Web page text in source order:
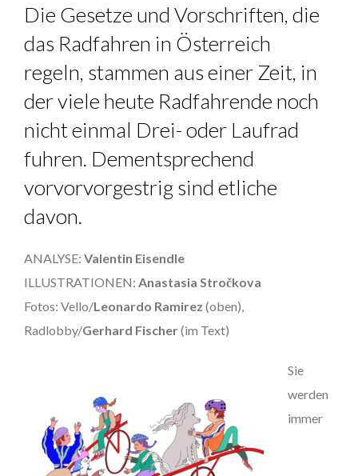
Die Gesetze und Vorschriften, die
das Radfahren in Österreich
regeln, stammen aus einer Zeit, in
der viele heute Radfahrende noch
nicht einmal Drei- oder Laufrad
fuhren. Dementsprechend
vorvorvorgestrig sind etliche
davon.
ANALYSE: Valentin Eisendle
ILLUSTRATIONEN: Anastasia Stročkova
Fotos: Vello/Leonardo Ramirez (oben),
Radlobby/Gerhard Fischer(im Text)
Sie
werden
immer